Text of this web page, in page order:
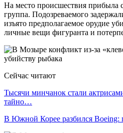
На место происшествия прибыла
группа. Подозреваемого
изъято предполагаемое орудие
личные вещи фигуранта и
Сейчас читают
Тысячи минчанок стали
тайно…
В Южной Корее разбился Boeing: